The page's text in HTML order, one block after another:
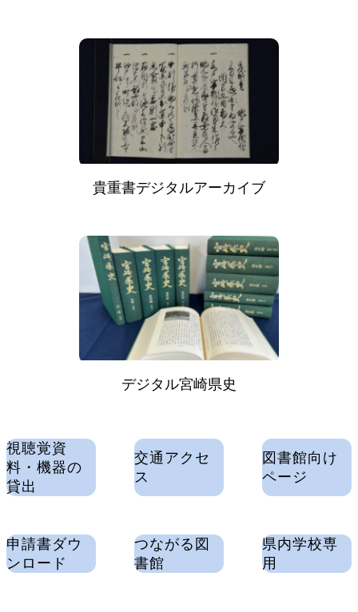
貴重書デジタルアーカイブ
デジタル宮崎県史
視聴覚資
料・機器の
貸出
交通アクセ
ス
図書館向け
ページ
申請書ダウ
ンロード
つながる図
書館
県内学校専
用